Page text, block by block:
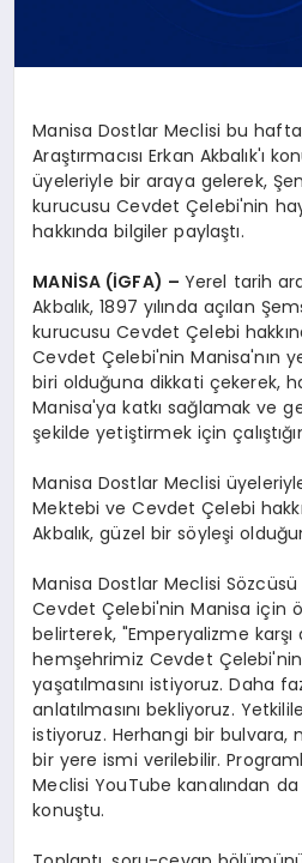
Manisa Dostlar Meclisi bu
Araştırmacısı Erkan Akbalık'ı
üyeleriyle bir araya gelerek,
kurucusu Cevdet Çelebi'nin
hakkında bilgiler paylaştı.
MANİSA (İGFA) – Yerel tarih
Akbalık, 1897 yılında açılan
kurucusu Cevdet Çelebi
Cevdet Çelebi'nin Manisa'nın
biri olduğuna dikkati çekerek,
Manisa'ya katkı sağlamak ve
şekilde yetiştirmek için
Manisa Dostlar Meclisi
Mektebi ve Cevdet Çelebi
Akbalık, güzel bir söyleşi
Manisa Dostlar Meclisi
Cevdet Çelebi'nin Manisa için
belirterek, "Emperyalizme karşı
hemşehrimiz Cevdet
yaşatılmasını istiyoruz. Daha
anlatılmasını bekliyoruz.
istiyoruz. Herhangi bir bulvara,
bir yere ismi verilebilir.
Meclisi YouTube kanalından
konuştu.